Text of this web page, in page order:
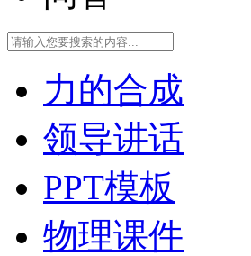
力的合成
领导讲话
PPT模板
物理课件